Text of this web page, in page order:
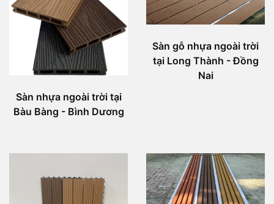
Sàn nhựa ngoài trời tại
Bàu Bàng - Bình Dương
Sàn gỗ nhựa ngoài trời
tại Long Thành - Đồng
Nai